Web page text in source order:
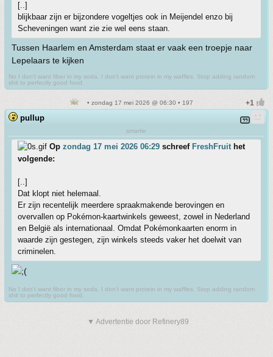
[..]
blijkbaar zijn er bijzondere vogeltjes ook in Meijendel enzo bij
Scheveningen want zie zie wel eens staan.
Tussen Haarlem en Amsterdam staat er vaak een troepje naar
Lepelaars te kijken
No I don't want fiber in my soda. I don't want protein in my waffles. Stop adding random
shit to perfectly good food.
• zondag 17 mei 2026 @ 06:30 • 197
pullup
smartie
Op zondag 17 mei 2026 06:29 schreef FreshFruithet
volgende:
[..]
Dat klopt niet helemaal.
Er zijn recentelijk meerdere spraakmakende berovingen en
overvallen op Pokémon-kaartwinkels geweest, zowel in Nederland
en België als internationaal. Omdat Pokémonkaarten enorm in
waarde zijn gestegen, zijn winkels steeds vaker het doelwit van
criminelen.
No I don't want fiber in my soda. I don't want protein in my waffles. Stop adding random
shit to perfectly good food.
▼ Advertentie door Refinery89